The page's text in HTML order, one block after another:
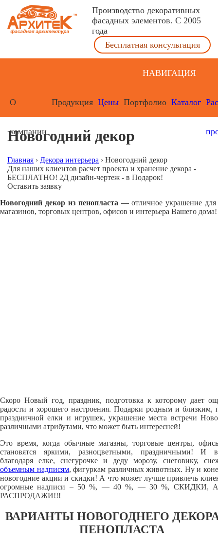
Производство декоративных
фасадных элементов. С 2005
года
Бесплатная консультация
НАВИГАЦИЯ
О
компании
Продукция Цены Портфолио Каталог
Новогодний декор
Главная › Декора интерьера › Новогодний декор
Для наших клиентов расчет проекта и хранение декора -
БЕСПЛАТНО! 2Д дизайн-чертеж - в Подарок!
Оставить заявку
Новогодний декор из пенопласта —отличное украшение
магазинов, торговых центров, офисов и интерьера Вашего дома!
Скоро Новый год, праздник, подготовка к которому дает
радости и хорошего настроения. Подарки родным и близким,
праздничной елки и игрушек, украшение места встречи
различными атрибутами, что может быть интересней!
Это время, когда обычные магазны, торговые центры,
становятся яркими, разноцветными, праздничными! И
благодаря елке, снегурочке и деду морозу, снеговику,
объемным надписям, фигуркам различных животных. Ну и
новогодние акции и скидки! А что может лучше привлечь
огромные надписи – 50 %, — 40 %, — 30 %, СКИДКИ,
РАСПРОДАЖИ!!!
ВАРИАНТЫ НОВОГОДНЕГО
ПЕНОПЛАСТА